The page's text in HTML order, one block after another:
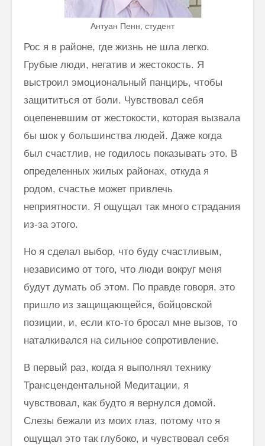
Антуан Пенн, студент
Рос я в районе, где жизнь не шла легко.
Грубые люди, негатив и жестокость. Я
выстроил эмоциональный панцирь, чтобы
защититься от боли. Чувствовал себя
оцепеневшим от жестокости, которая вызвала
бы шок у большинства людей. Даже когда
был счастлив, не годилось показывать это. В
определенных жилых районах, откуда я
родом, счастье может привлечь
неприятности. Я ощущал так много страдания
из-за этого.
Но я сделал выбор, что буду счастливым,
независимо от того, что люди вокруг меня
будут думать об этом. По правде говоря, это
пришло из защищающейся, бойцовской
позиции, и, если кто-то бросал мне вызов, то
наталкивался на сильное сопротивление.
В первый раз, когда я выполнял технику
Трансцендентальной Медитации, я
чувствовал, как будто я вернулся домой.
Слезы бежали из моих глаз, потому что я
ощущал это так глубоко, и чувствовал себя
осознанности
Как говорить
соответственно
окружению
Махариши
Махеш Йоги:
“Неправильное
толкование Вед,
философии
философии
йоги…”
Три облика
Махариши
Почему
Дэв”
такое